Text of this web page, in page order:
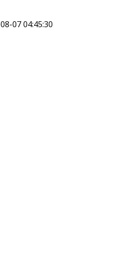
07 04:45:30